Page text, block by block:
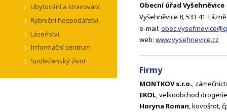
Ubytování a stravování
Rybniční hospodářství
Lázeňství
Informační centrum
Společenský život
Obecní úřad Vyšehněvice
Vyšehněvice 8,533 41
e-mail:
web: www.vysehnevice.cz
Firmy
MONTKOV s.r.o.,
EKOL, velkoobchod
Horyna Roman, kovošrot,